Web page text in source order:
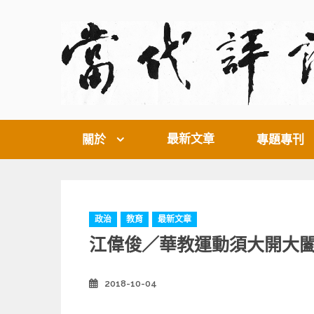
關於 最新文章 專題專刊
C
a
t
o
政治 教育 最新文章
江偉俊／華教運動須大開大闔
2018-10-04